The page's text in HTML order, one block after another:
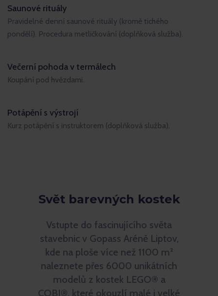
Saunové rituály
Pravidelné denní saunové rituály (kromě tichého
pondělí). Procedura metličkování (doplňková služba).
Večerní pohoda v termálech
Koupání pod hvězdami.
Potápění s výstrojí
Kurz potápění s instruktorem (doplňková služba).
Svět barevných kostek
Vstupte do fascinujícího světa
stavebnic v Gopass Aréně Liptov,
kde na ploše více než 1100 m²
naleznete přes 6000 unikátních
modelů z kostek LEGO® a
COBI®, které okouzlí malé i velké